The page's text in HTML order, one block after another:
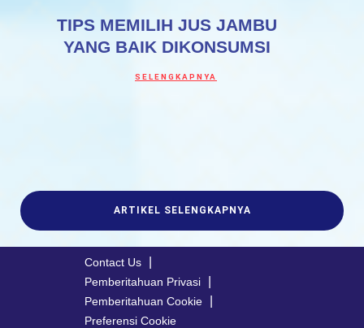
TIPS MEMILIH JUS JAMBU
YANG BAIK DIKONSUMSI
SELENGKAPNYA
ARTIKEL SELENGKAPNYA
Contact Us
Pemberitahuan Privasi
Pemberitahuan Cookie
Preferensi Cookie